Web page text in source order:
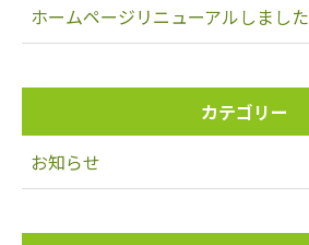
ホームページリニューアルしました
カテゴリー
お知らせ